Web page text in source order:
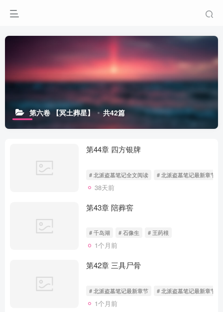
第六卷 【冥土葬星】 共42篇
第44章 四方银牌
# 北派盗墓笔记全文阅读 # 北派盗墓笔记最新章节无
38天前
第43章 陪葬窖
# 千岛湖 # 石像生 # 王药根
1个月前
第42章 三具尸骨
# 北派盗墓笔记最新章节 # 北派盗墓笔记最新章节无
1个月前